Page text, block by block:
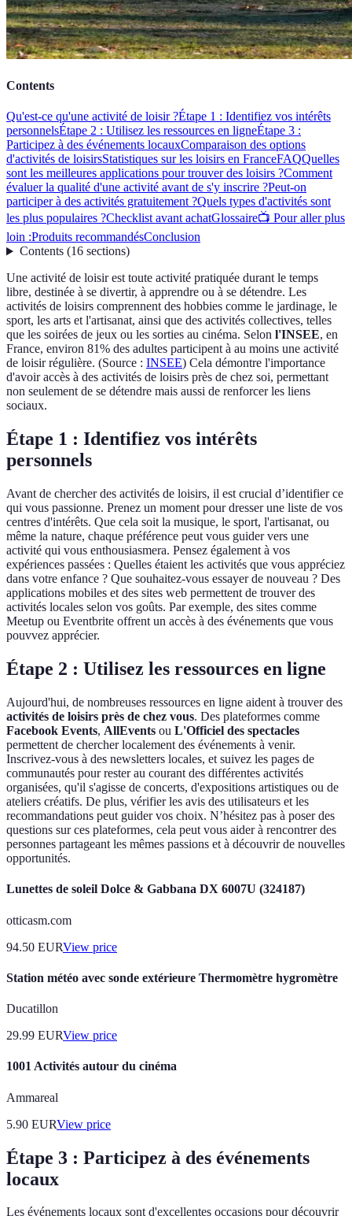
Contents
Qu'est-ce qu'une activité de loisir ?Étape 1 : Identifiez vos intérêts
personnelsÉtape 2 : Utilisez les ressources en ligneÉtape 3 :
Participez à des événements locauxComparaison des options
d'activités de loisirsStatistiques sur les loisirs en FranceFAQQuelles
sont les meilleures applications pour trouver des loisirs ?Comment
évaluer la qualité d'une activité avant de s'y inscrire ?Peut-on
participer à des activités gratuitement ?Quels types d'activités sont
les plus populaires ?Checklist avant achatGlossaire📺 Pour aller plus
loin :Produits recommandésConclusion
Contents(16 sections)
Une activité de loisir est toute activité pratiquée durant le temps
libre, destinée à se divertir, à apprendre ou à se détendre. Les
activités de loisirs comprennent des hobbies comme le jardinage, le
sport, les arts et l'artisanat, ainsi que des activités collectives, telles
que les soirées de jeux ou les sorties au cinéma. Selon l'INSEE, en
France, environ 81% des adultes participent à au moins une activité
de loisir régulière. (Source : INSEE) Cela démontre l'importance
d'avoir accès à des activités de loisirs près de chez soi, permettant
non seulement de se détendre mais aussi de renforcer les liens
sociaux.
Étape 1 : Identifiez vos intérêts
personnels
Avant de chercher des activités de loisirs, il est crucial d’identifier ce
qui vous passionne. Prenez un moment pour dresser une liste de vos
centres d'intérêts. Que cela soit la musique, le sport, l'artisanat, ou
même la nature, chaque préférence peut vous guider vers une
activité qui vous enthousiasmera. Pensez également à vos
expériences passées : Quelles étaient les activités que vous appréciez
dans votre enfance ? Que souhaitez-vous essayer de nouveau ? Des
applications mobiles et des sites web permettent de trouver des
activités locales selon vos goûts. Par exemple, des sites comme
Meetup ou Eventbrite offrent un accès à des événements que vous
pouvvez apprécier.
Étape 2 : Utilisez les ressources en ligne
Aujourd'hui, de nombreuses ressources en ligne aident à trouver des
activités de loisirs près de chez vous. Des plateformes comme
Facebook Events, AllEvents ou L'Officiel des spectacles
permettent de chercher localement des événements à venir.
Inscrivez-vous à des newsletters locales, et suivez les pages de
communautés pour rester au courant des différentes activités
organisées, qu'il s'agisse de concerts, d'expositions artistiques ou de
ateliers créatifs. De plus, vérifier les avis des utilisateurs et les
recommandations peut guider vos choix. N’hésitez pas à poser des
questions sur ces plateformes, cela peut vous aider à rencontrer des
personnes partageant les mêmes passions et à découvrir de nouvelles
opportunités.
Lunettes de soleil Dolce & Gabbana DX 6007U (324187)
otticasm.com
94.50 EURView price
Station météo avec sonde extérieure Thermomètre hygromètre
Ducatillon
29.99 EURView price
1001 Activités autour du cinéma
Ammareal
5.90 EURView price
Étape 3 : Participez à des événements
locaux
Les événements locaux sont d'excellentes occasions pour découvrir